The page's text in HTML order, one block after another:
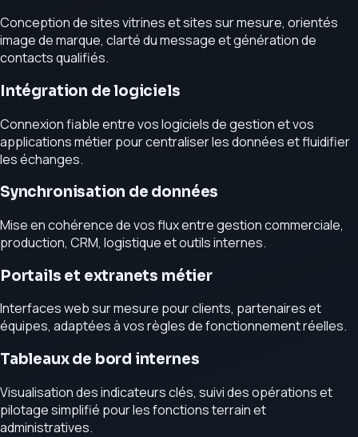
Conception de sites vitrines et sites sur mesure, orientés
image de marque, clarté du message et génération de
contacts qualifiés.
Intégration de logiciels
Connexion fiable entre vos logiciels de gestion et vos
applications métier pour centraliser les données et fluidifier
les échanges.
Synchronisation de données
Mise en cohérence de vos flux entre gestion commerciale,
production, CRM, logistique et outils internes.
Portails et extranets métier
Interfaces web sur mesure pour clients, partenaires et
équipes, adaptées à vos règles de fonctionnement réelles.
Tableaux de bord internes
Visualisation des indicateurs clés, suivi des opérations et
pilotage simplifié pour les fonctions terrain et
administratives.